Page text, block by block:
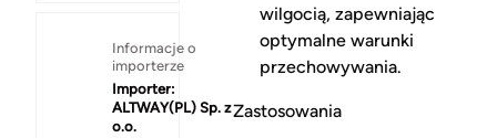
Informacje o
importerze
Importer:
ALTWAY(PL) Sp. z
o.o.
wilgocią, zapewniając
optymalne warunki
przechowywania.
Zastosowania